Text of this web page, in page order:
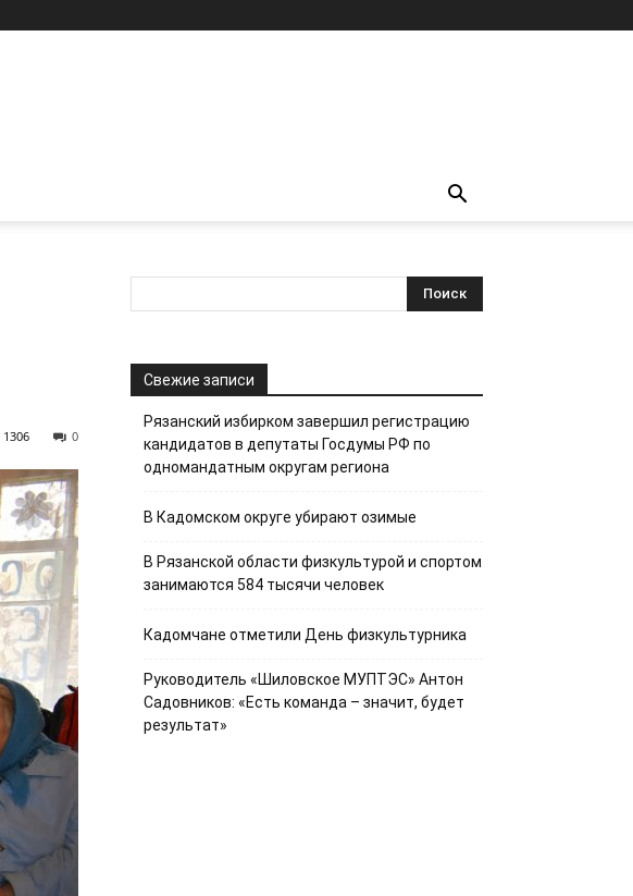
0
1306
Свежие записи
Рязанский избирком завершил регистрацию
кандидатов в депутаты Госдумы РФ по
одномандатным округам региона
В Кадомском округе убирают озимые
В Рязанской области физкультурой и спортом
занимаются 584 тысячи человек
Кадомчане отметили День физкультурника
Руководитель «Шиловское МУПТЭС» Антон
Садовников: «Есть команда – значит, будет
результат»